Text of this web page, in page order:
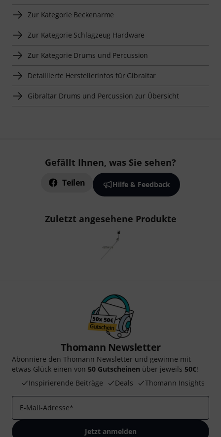
Zur Kategorie Beckenarme
Zur Kategorie Schlagzeug Hardware
Zur Kategorie Drums und Percussion
Detaillierte Herstellerinfos für Gibraltar
Gibraltar Drums und Percussion zur Übersicht
Gefällt Ihnen, was Sie sehen?
Teilen Hilfe & Feedback
Zuletzt angesehene Produkte
Thomann Newsletter
Abonniere den Thomann Newsletter und gewinne mit
etwas Glück einen von 50 Gutscheinen über jeweils 50€!
Inspirierende Beiträge
Deals Thomann Insights
E-Mail-Adresse*
Jetzt anmelden